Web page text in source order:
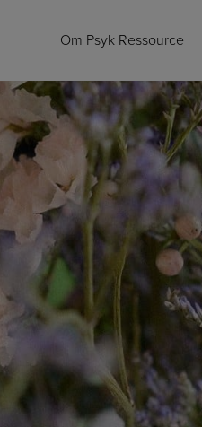
Om Psyk Ressource